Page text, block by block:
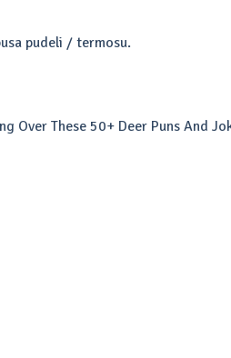
pudeli / termosu.
Over These 50+ Deer Puns And